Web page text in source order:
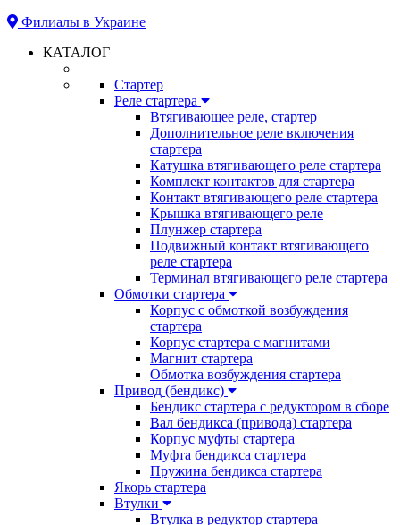
Филиалы в Украине
КАТАЛОГ
Стартер
Реле стартера
Втягивающее реле, стартер
Дополнительное реле включения
стартера
Катушка втягивающего реле стартера
Комплект контактов для стартера
Контакт втягивающего реле стартера
Крышка втягивающего реле
Плунжер стартера
Подвижный контакт втягивающего
реле стартера
Терминал втягивающего реле стартера
Обмотки стартера
Корпус с обмоткой возбуждения
стартера
Корпус стартера с магнитами
Магнит стартера
Обмотка возбуждения стартера
Привод (бендикс)
Бендикс стартера с редуктором в сборе
Вал бендикса (привода) стартера
Корпус муфты стартера
Муфта бендикса стартера
Пружина бендикса стартера
Якорь стартера
Втулки
Втулка в редуктор стартера